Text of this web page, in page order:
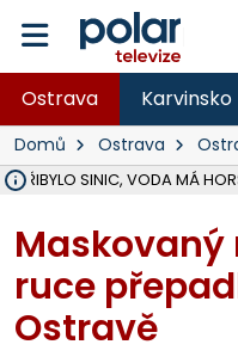
Ostrava Karvinsko
Domů Ostrava
PŘIBYLO SINIC, VODA MÁ
Maskovaný
ruce
Ostravě